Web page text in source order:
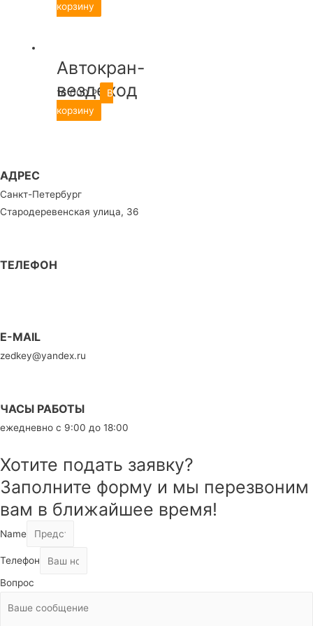
25т
корзину
Автокран-
вездеход
25т
16 000Р
В
корзину
АДРЕС
Санкт-Петербург
Стародеревенская улица, 36
ТЕЛЕФОН
E-MAIL
zedkey@yandex.ru
ЧАСЫ РАБОТЫ
ежедневно с 9:00 до 18:00
Хотите подать заявку?
Заполните форму и мы перезвоним
вам в ближайшее время!
Name
Телефон
Вопрос